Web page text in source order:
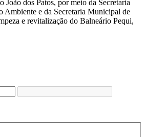
João dos Patos, por meio da Secretaria
Ambiente e da Secretaria Municipal de
e revitalização do Balneário Pequi,